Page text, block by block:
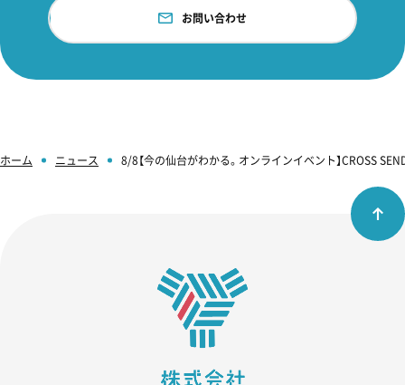
お問い合わせ
ホーム ニュース 8/8【今の仙台がわかる。オンラインイベント】CROSS